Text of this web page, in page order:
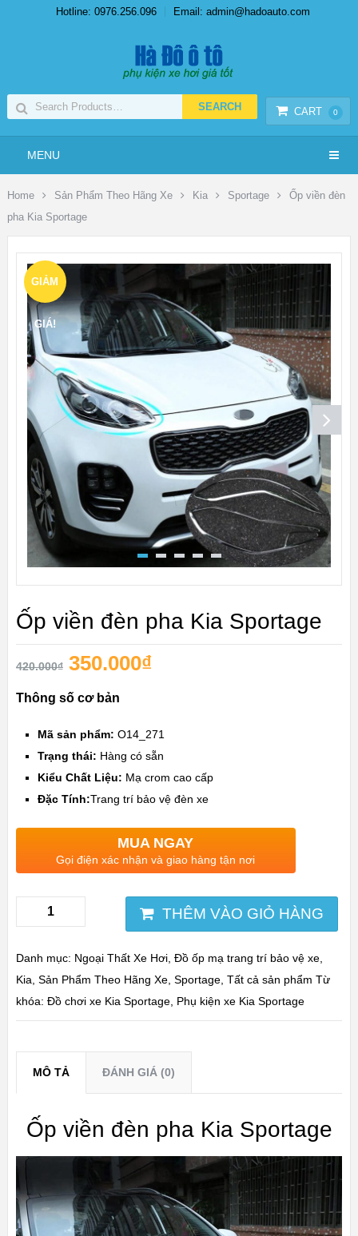
Hotline: 0976.256.096 Email: admin@hadoauto.com
CART 0
MENU
Home Sản Phẩm Theo Hãng Xe Kia Sportage
Ốp viền đèn
pha Kia Sportage
GIẢM
GIÁ!
Ốp viền đèn pha Kia Sportage
420.000₫ 350.000₫
Thông số cơ bản
Mã sản phẩm: O14_271
Trạng thái: Hàng có sẵn
Kiểu Chất Liệu: Mạ crom cao cấp
Đặc Tính:Trang trí bảo vệ đèn xe
MUA NGAY
Gọi điện xác nhận và giao hàng tận nơi
THÊM VÀO GIỎ HÀNG
Danh mục: Ngoại Thất Xe Hơi, Đồ ốp mạ trang trí bảo vệ xe,
Kia Sản Phẩm Theo Hãng Xe, Sportage, Tất cả sản phẩm Từ
khóa: Đồ chơi xe Kia Sportage, Phụ kiện xe Kia Sportage
MÔ TẢ ĐÁNH GIÁ (0)
Ốp viền đèn pha Kia Sportage